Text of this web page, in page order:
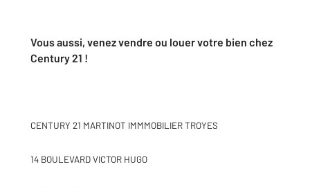
Vous aussi, venez vendre ou louer votre bien chez
Century 21 !
CENTURY 21 MARTINOT IMMMOBILIER TROYES
14 BOULEVARD VICTOR HUGO